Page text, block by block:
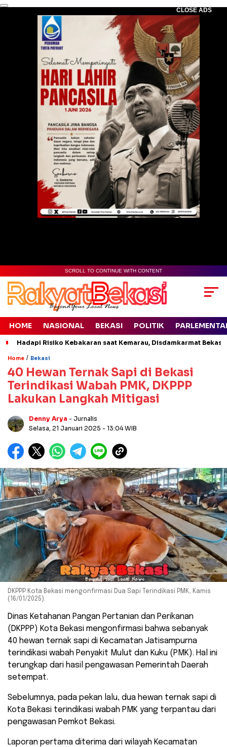
CLOSE ADS
SCROLL TO CONTINUE WITH CONTENT
HOME NASIONAL BEKASI POLITIK
Hadapi Risiko Kebakaran saat Kemarau, Disdamkarmat Bekasi
Home / Bekasi
40 Hewan Ternak Sapi di Bekasi
Terindikasi Wabah PMK, DKPPP
Lakukan Langkah Mitigasi
Denny Arya - Jurnalis
Selasa, 21 Januari 2025 - 13:04 WIB
DKPPP Kota Bekasi mengonfirmasi Dua Sapi Terindikasi PMK, Kamis
(16/01/2025).
Dinas Ketahanan Pangan Pertanian dan Perikanan
(DKPPP) Kota Bekasi mengonfirmasi bahwa sebanyak
40 hewan ternak sapi di Kecamatan Jatisampurna
terindikasi wabah Penyakit Mulut dan Kuku (PMK). Hal ini
terungkap dari hasil pengawasan Pemerintah Daerah
setempat.
Sebelumnya, pada pekan lalu, dua hewan ternak sapi di
Kota Bekasi terindikasi wabah PMK yang terpantau dari
pengawasan Pemkot Bekasi.
Laporan pertama diterima dari wilayah Kecamatan